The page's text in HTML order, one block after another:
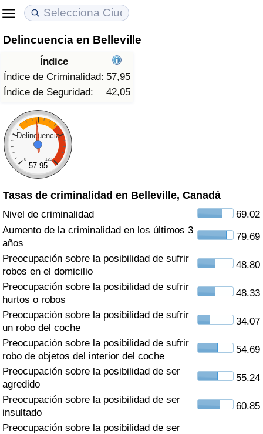
Delincuencia en Belleville
Índice
Índice de Criminalidad: 57,95
Índice de Seguridad:
42,05
Delincuencia
0 120
57.95
Tasas de criminalidad en Belleville, Canadá
Nivel de criminalidad
69.02
Aumento de la criminalidad en los últimos 3
años
79.69
Preocupación sobre la posibilidad de sufrir
robos en el domicilio
48.80
Preocupación sobre la posibilidad de sufrir
hurtos o robos
48.33
Preocupación sobre la posibilidad de sufrir
un robo del coche
34.07
Preocupación sobre la posibilidad de sufrir
robo de objetos del interior del coche
54.69
Preocupación sobre la posibilidad de ser
agredido
55.24
Preocupación sobre la posibilidad de ser
insultado
60.85
Preocupación sobre la posibilidad de ser
Coste de vida
Índice de Costo de Vida (Actual)
Índice de Costo de Vida
Índice de costo de vida por país
en aqaba
Precios de las propiedades
Índice de Precios de Inmuebles (Actual)
Índice de Precios de Inmuebles
Índice de Precios de Inmuebles por País
Calidad de Vida
Índice de Calidad de Vida
Índice de Calidad de Vida (Actual)
Índice de calidad de vida por país
Delincuencia
Calificación del Índice de Criminalidad
(Actual)
Índice de Criminalidad
Índice de criminalidad por país
Sanidad
Índice de Sanidad (Actual)
Índice de Sanidad
Índice de Sanidad por País
Contaminación